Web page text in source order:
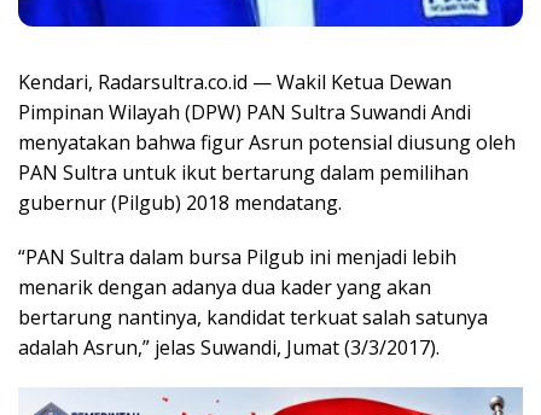
Kendari, Radarsultra.co.id — Wakil Ketua Dewan
Pimpinan Wilayah (DPW) PAN Sultra Suwandi Andi
menyatakan bahwa figur Asrun potensial diusung oleh
PAN Sultra untuk ikut bertarung dalam pemilihan
gubernur (Pilgub) 2018 mendatang.
“PAN Sultra dalam bursa Pilgub ini menjadi lebih
menarik dengan adanya dua kader yang akan
bertarung nantinya, kandidat terkuat salah satunya
adalah Asrun,” jelas Suwandi, Jumat (3/3/2017).